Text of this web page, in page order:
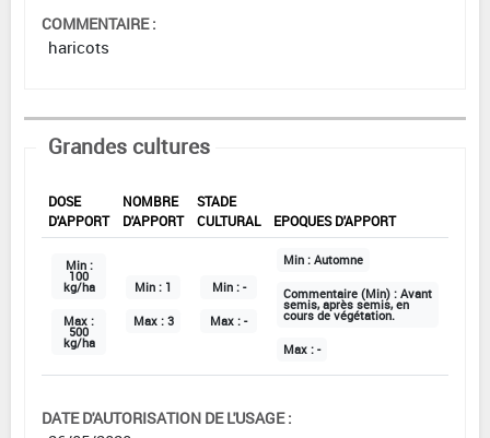
COMMENTAIRE :
haricots
Grandes cultures
DOSE
D'APPORT
NOMBRE
D'APPORT
STADE
CULTURAL
EPOQUES D'APPORT
Min :
100
kg/ha
Max :
500
kg/ha
Min : 1
Max : 3
Min : -
Max : -
Min : Automne
Commentaire (Min) : Avant
semis, après semis, en
cours de végétation.
Max : -
DATE D'AUTORISATION DE L'USAGE :